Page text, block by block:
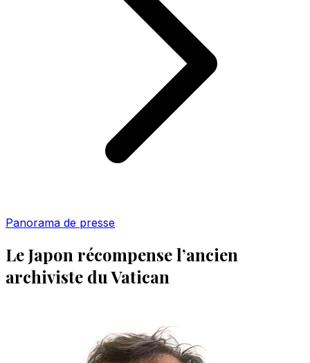
Panorama de presse
Le Japon récompense l’ancien
archiviste du Vatican